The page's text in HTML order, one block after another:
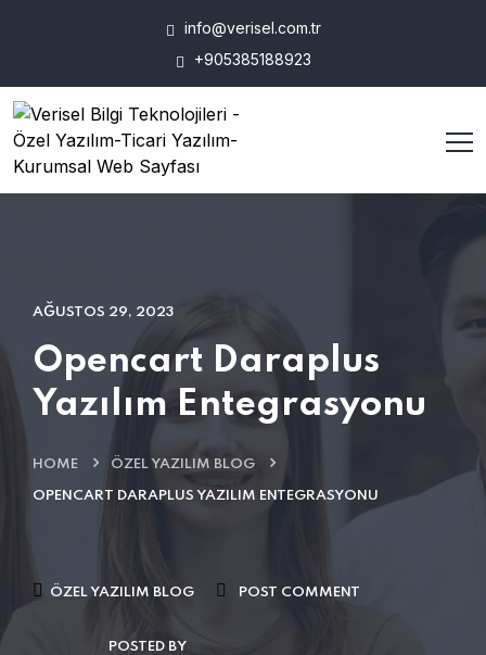
info@verisel.com.tr
+905385188923
AĞUSTOS 29, 2023
Opencart Daraplus
Yazılım Entegrasyonu
HOME ÖZEL YAZILIM BLOG
OPENCART DARAPLUS YAZILIM ENTEGRASYONU
ÖZEL YAZILIM BLOG POST COMMENT
POSTED BY